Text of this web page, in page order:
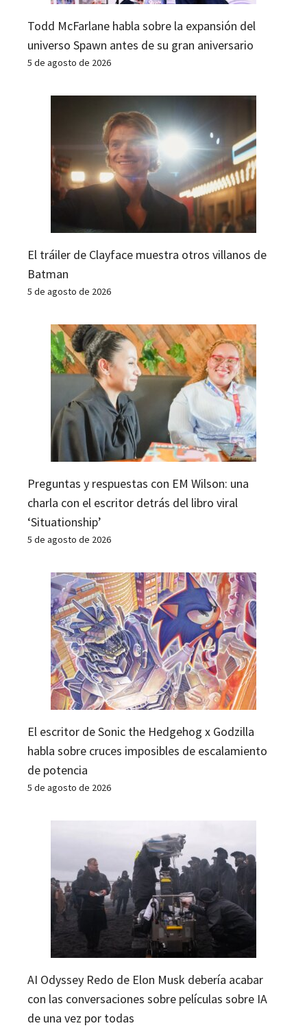
Todd McFarlane habla sobre la expansión del
universo Spawn antes de su gran aniversario
5 de agosto de 2026
El tráiler de Clayface muestra otros villanos de
Batman
5 de agosto de 2026
Preguntas y respuestas con EM Wilson: una
charla con el escritor detrás del libro viral
‘Situationship’
5 de agosto de 2026
El escritor de Sonic the Hedgehog x Godzilla
habla sobre cruces imposibles de escalamiento
de potencia
5 de agosto de 2026
AI Odyssey Redo de Elon Musk debería acabar
con las conversaciones sobre películas sobre IA
de una vez por todas